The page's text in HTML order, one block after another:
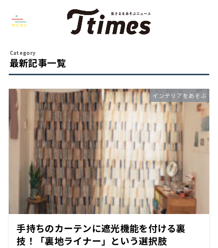
最新記事一覧
インテリアをあそぶ
手持ちのカーテンに遮光機能を付ける裏
技！「裏地ライナー」という選択肢